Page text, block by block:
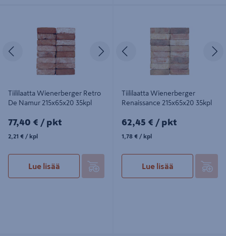
Edellinen Seuraava
Tiililaatta Wienerberger Retro
De Namur 215x65x20 35kpl
77,40€/pkt
77,40 € / pkt
2,21€/kpl
2,21 € / kpl
Lue lisää
Edellinen
Tiililaatta Wienerberger
Renaissance 215x65x20 35kpl
62,45€/pkt
62,45 € / pkt
1,78€/kpl
1,78 € / kpl
Lue lisää